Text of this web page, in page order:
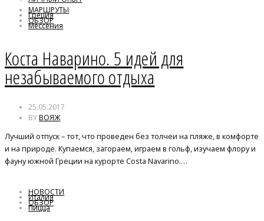
МАРШРУТЫ
ОБЗОР
Греция
Мессения
Коста Наварино. 5 идей для
незабываемого отдыха
25.05.2017
BYВОЯЖ
Лучший отпуск – тот, что проведен без толчеи на пляже, в комфорте
и на природе. Купаемся, загораем, играем в гольф, изучаем флору и
фауну южной Греции на курорте Costa Navarino.…
НОВОСТИ
ОБЗОР
Италия
Пицца